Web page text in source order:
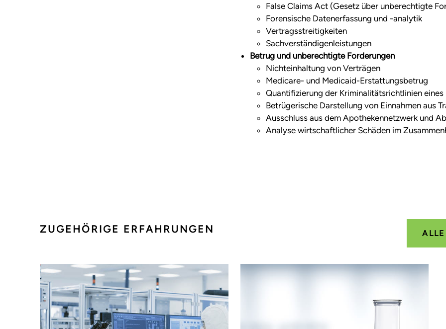
False Claims Act (Gesetz über unberechtigte
Forensische Datenerfassung und -analytik
Vertragsstreitigkeiten
Sachverständigenleistungen
Betrug und unberechtigte Forderungen
Nichteinhaltung von Verträgen
Medicare- und Medicaid-Erstattungsbetrug
Quantifizierung der Kriminalitätsrichtlinien eines
Betrügerische Darstellung von Einnahmen aus
Ausschluss aus dem Apothekennetzwerk und
Analyse wirtschaftlicher Schäden im
ZUGEHÖRIGE ERFAHRUNGEN